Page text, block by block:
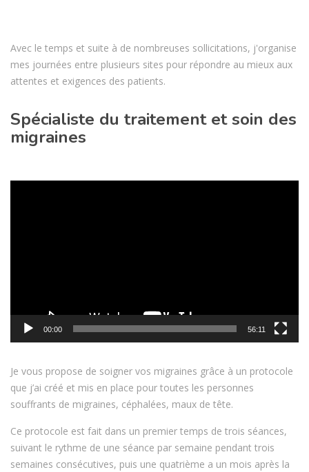
Avec le temps et suite à de nombreuses sollicitations, j'organise
mes journées entre plusieurs sites pour répondre au mieux aux
attentes et exigences des patients.
Spécialiste du traitement et soin des
migraines
00:00 56:11
Je vous propose de soigner vos migraines grâce à un protocole
que j’ai créé et mis en place pour toutes les personnes
souffrants de migraines, céphalées, maux de tête.
Ce protocole est fait dans un premier temps de trois séances,
suivant le rythme de une séance par semaine pendant trois
semaines consécutives, puis une quatrième a un mois après la